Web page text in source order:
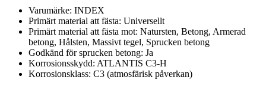
Varumärke: INDEX
Primärt material att fästa: Universellt
Primärt material att fästa mot: Natursten, Betong, Armerad
betong, Hålsten, Massivt tegel, Sprucken betong
Godkänd för sprucken betong: Ja
Korrosionsskydd: ATLANTIS C3-H
Korrosionsklass: C3 (atmosfärisk påverkan)